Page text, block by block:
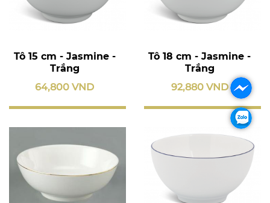
Tô 15 cm - Jasmine -
Trắng
64,800 VND
Tô 18 cm - Jasmine -
Trắng
92,880 VND